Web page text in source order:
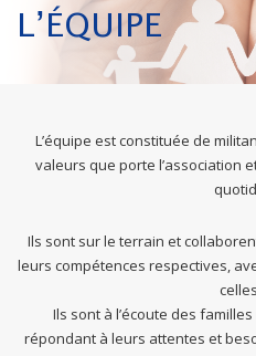
L’ÉQUIPE
L’équipe est constituée de
valeurs que porte l’association
Ils sont sur le terrain et
leurs compétences respectives,
Ils sont à l’écoute des
répondant à leurs attentes et